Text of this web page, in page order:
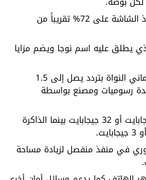
ابعاد العرض 16:9 كما تستحوذ الشاشة على 72% تقريباً من
التشغيل اندرويد 7.0 الذي يطلق عليه اسم نوجا ويضم مزايا
المعالج ميدياتك MT6750T ثماني النواة بتردد يصل إلى 1.5
رسوميات ومصنع بواسطة
الذاكرة الداخلية بسعة 16 جيجابايت أو 32 جيجابايت بينما الذاكرة
في منفذ منفصل لزيادة مساحة